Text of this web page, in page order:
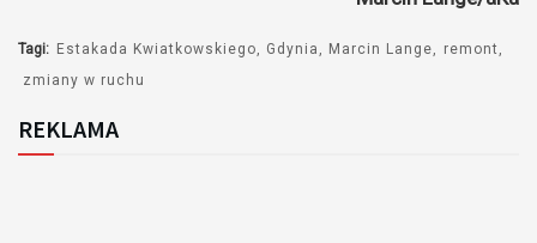
Tagi: Estakada Kwiatkowskiego Gdynia Marcin Lange
remont
zmiany w ruchu
REKLAMA